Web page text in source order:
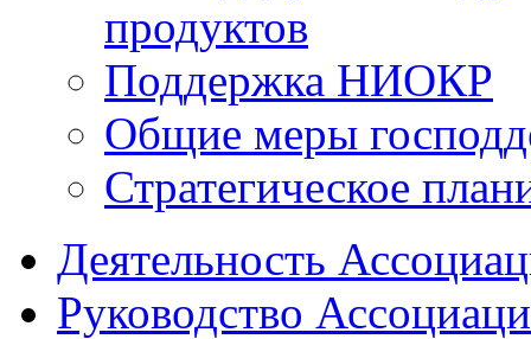
продуктов
Поддержка НИОКР
Общие меры
Стратегическое
Деятельность
Руководство